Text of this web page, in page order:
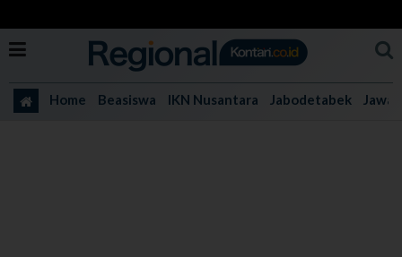
Home Beasiswa IKN Nusantara Jabodetabek Jawa